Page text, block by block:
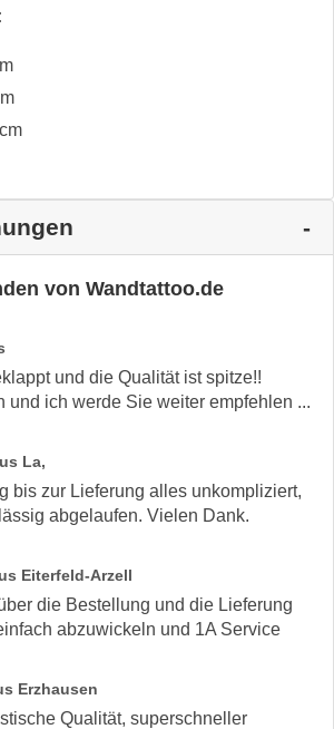
von Wandtattoo.de
und die Qualität ist spitze!!
und ich werde Sie weiter empfehlen ...
La,
bis zur Lieferung alles unkompliziert,
abgelaufen. Vielen Dank.
Eiterfeld-Arzell
die Bestellung und die Lieferung
abzuwickeln und 1A Service
Erzhausen
Qualität, superschneller